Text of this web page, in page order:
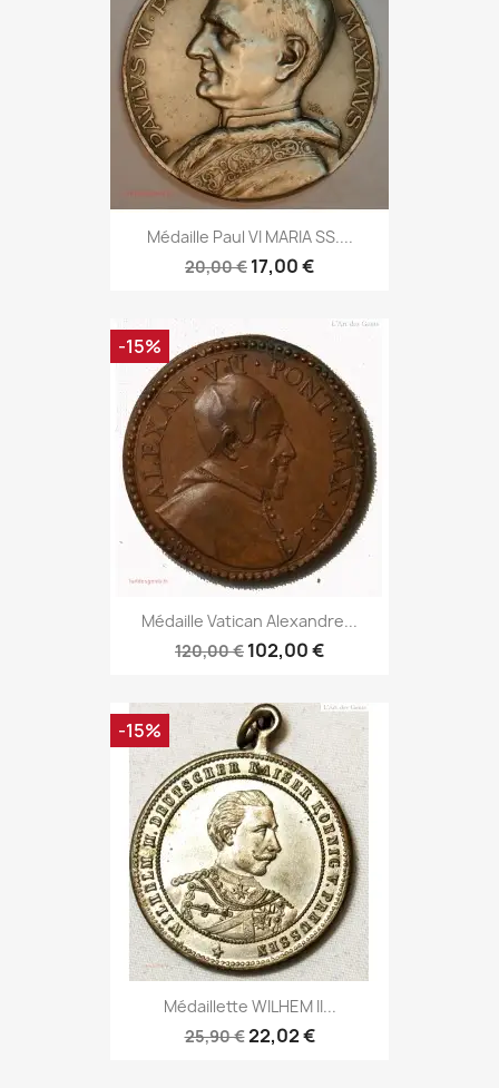
Médaille Paul VI MARIA SS....
20,00 € 17,00 €
Médaille Vatican Alexandre...
120,00 € 102,00 €
-15%
Médaillette WILHEM II...
25,90 €22,02 €
-15%